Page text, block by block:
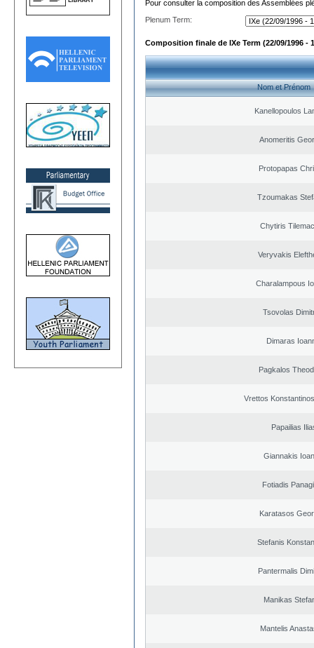
Pour consulter la composition des Assemblées
Plenum Term:
Composition finale de IXe Term (22/09/1996 -
Nom et Prénom
Kanellopoulos
Anomeritis
Protopapas
Tzoumakas
Chytiris
Veryvakis
Charalampous
Tsovolas
Dimaras
Pagkalos
Vrettos
Papailias
Giannakis
Fotiadis
Karatasos
Stefanis
Pantermalis
Manikas
Mantelis